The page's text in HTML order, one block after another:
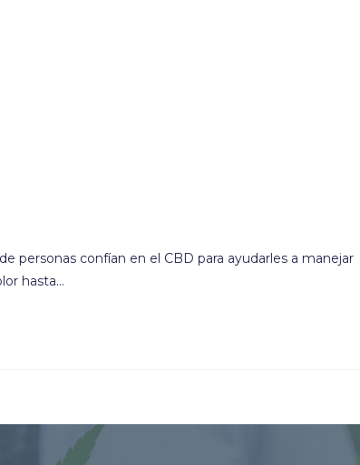
personas confían en el CBD para ayudarles a manejar
hasta…